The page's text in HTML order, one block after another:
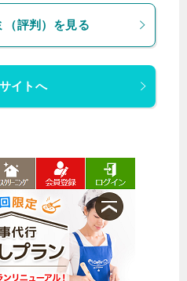
（評判）を見る
イトへ